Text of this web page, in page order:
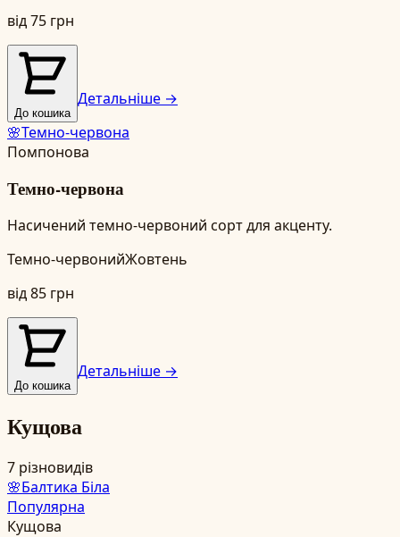
від75 грн
До кошика
Детальніше →
🌸Темно-червона
Помпонова
Темно-червона
Насичений темно-червоний сорт для акценту.
Темно-червонийЖовтень
від85 грн
До кошика
Детальніше →
Кущова
7 різновидів
🌸Балтика Біла
Популярна
Кущова